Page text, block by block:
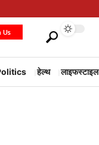
Us
हेल्थ लाइफस्टाइल